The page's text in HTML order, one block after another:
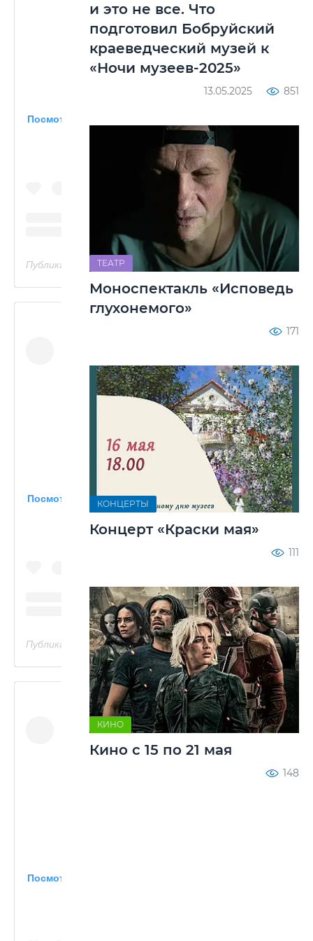
Посмотреть эту публикацию в Instagram
Публикация от Владимир Ломако (@vlomako)
Посмотреть эту публикацию в Instagram
Публикация от Алик Шматко (@alikshmatko007)
Посмотреть эту публикацию в Instagram
и это не все. Что
подготовил Бобруйский
краеведческий музей к
«Ночи музеев-2025»
13.05.2025 851
ТЕАТР
Моноспектакль «Исповедь
глухонемого»
171
КОНЦЕРТЫ
Концерт «Краски мая»
111
КИНО
Кино с 15 по 21 мая
148